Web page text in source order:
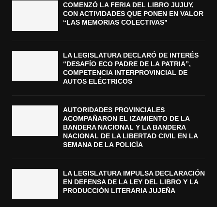
COMENZÓ LA FERIA DEL LIBRO JUJUY,
CON ACTIVIDADES QUE PONEN EN VALOR
“LAS MEMORIAS COLECTIVAS”
LA LEGISLATURA DECLARÓ DE INTERÉS
“DESAFÍO ECO PADRE DE LA PATRIA”,
COMPETENCIA INTERPROVINCIAL DE
AUTOS ELÉCTRICOS
AUTORIDADES PROVINCIALES
ACOMPAÑARON EL IZAMIENTO DE LA
BANDERA NACIONAL Y LA BANDERA
NACIONAL DE LA LIBERTAD CIVIL EN LA
SEMANA DE LA POLICÍA
LA LEGISLATURA IMPULSA DECLARACIÓN
EN DEFENSA DE LA LEY DEL LIBRO Y LA
PRODUCCIÓN LITERARIA JUJEÑA